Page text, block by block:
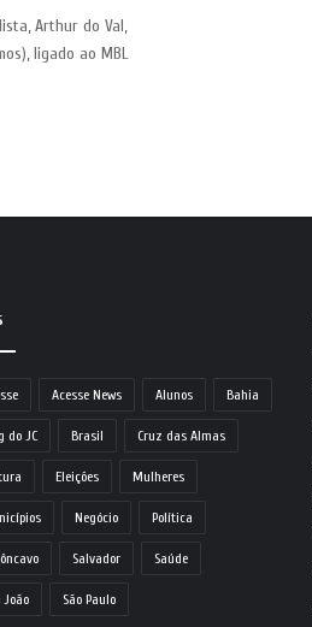
Arthur do Val,
ligado ao MBL
Acesse News Alunos Bahia
do JC Brasil Cruz das Almas
Eleições Mulheres
Negócio Política
Salvador Saúde
João São Paulo